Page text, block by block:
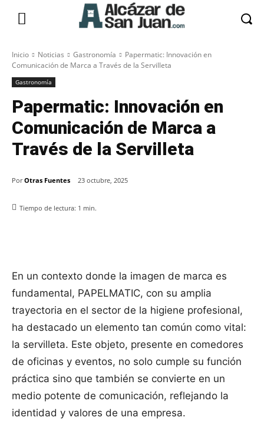
Inicio Noticias Gastronomía
Papermatic: Innovación en
Comunicación de Marca a Través de la Servilleta
Gastronomía
Papermatic: Innovación en
Comunicación de Marca a
Través de la Servilleta
Por Otras Fuentes 23 octubre, 2025
Tiempo de lectura: 1 min.
En un contexto donde la imagen de marca es
fundamental, PAPELMATIC, con su amplia
trayectoria en el sector de la higiene profesional,
ha destacado un elemento tan común como vital:
la servilleta. Este objeto, presente en comedores
de oficinas y eventos, no solo cumple su función
práctica sino que también se convierte en un
medio potente de comunicación, reflejando la
identidad y valores de una empresa.